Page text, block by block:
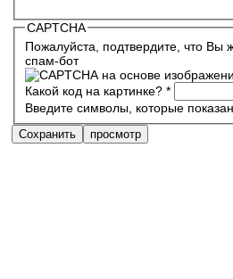
CAPTCHA
Пожалуйста, подтвердите, что Вы
спам-бот
Какой код на картинке? *
Введите символы, которые